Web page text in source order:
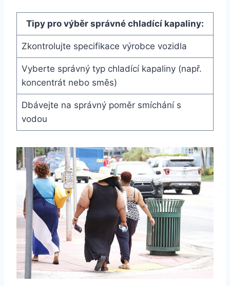
Tipy pro výběr správné chladící kapaliny:
Zkontrolujte specifikace výrobce vozidla
Vyberte správný typ chladící kapaliny (např.
koncentrát nebo směs)
Dbávejte na správný poměr smíchání s
vodou